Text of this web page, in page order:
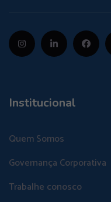
Institucional
Quem Somos
Governança Corporativa
Trabalhe conosco